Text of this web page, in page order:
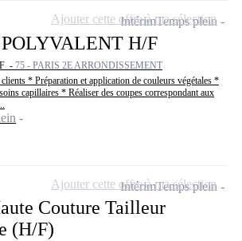
H/F
- 75 - PARIS 2E ARRONDISSEMENT
* Préparation et application de couleurs végétales *
capillaires * Réaliser des coupes correspondant aux
IntérimTemps plein
Ajouter cette offre à ma sélection
Couture Tailleur
(H/F)
IntérimTemps plein
Ajouter cette offre à ma sélection